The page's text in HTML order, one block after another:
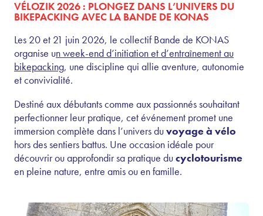
VÉLOZIK 2026 : PLONGEZ DANS L’UNIVERS DU
BIKEPACKING AVEC LA BANDE DE KONAS
Les 20 et 21 juin 2026, le collectif Bande de KONAS
organise un week-end d’initiation et d’entraînement au
bikepacking, une discipline qui allie aventure, autonomie
et convivialité.
Destiné aux débutants comme aux passionnés souhaitant
perfectionner leur pratique, cet événement promet une
immersion complète dans l’univers duvoyage à vélo
hors des sentiers battus. Une occasion idéale pour
découvrir ou approfondir sa pratique ducyclotourisme
en pleine nature, entre amis ou en famille.